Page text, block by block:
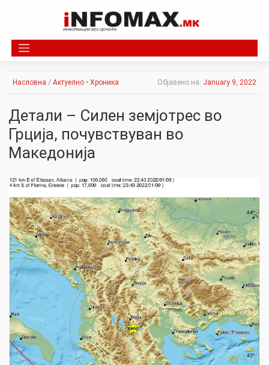
Насловна / Актуелно • Хроника Објавено на: January 9, 2022
Детали – Силен земјотрес во
Грција, почувствуван во
Македонија